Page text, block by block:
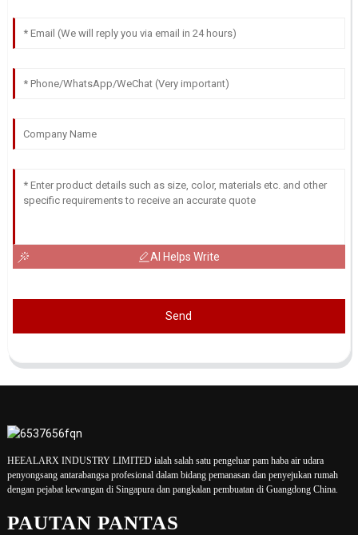
AI Helps Write
Send
HEEALARX INDUSTRY LIMITED ialah salah satu pengeluar pam haba air udara
penyongsang antarabangsa profesional dalam bidang pemanasan dan penyejukan rumah
dengan pejabat kewangan di Singapura dan pangkalan pembuatan di Guangdong China.
PAUTAN PANTAS